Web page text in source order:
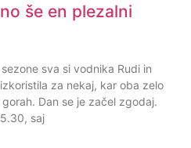
še en plezalni
sva si vodnika Rudi in
za nekaj, kar oba zelo
Dan se je začel zgodaj.
saj